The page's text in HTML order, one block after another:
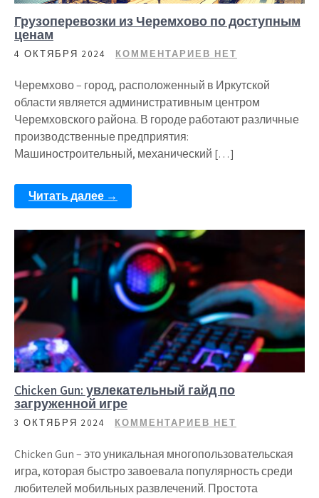
Грузоперевозки из Черемхово по доступным
ценам
4 ОКТЯБРЯ 2024 КОММЕНТАРИЕВ НЕТ
Черемхово – город, расположенный в Иркутской
области является административным центром
Черемховского района. В городе работают различные
производственные предприятия:
Машиностроительный, механический […]
Читать далее →
Chicken Gun: увлекательный гайд по
загруженной игре
3 ОКТЯБРЯ 2024 КОММЕНТАРИЕВ НЕТ
Chicken Gun – это уникальная многопользовательская
игра, которая быстро завоевала популярность среди
любителей мобильных развлечений. Простота